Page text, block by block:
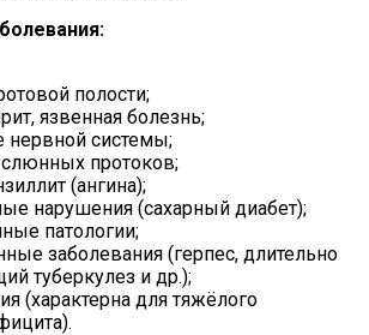
полости;
язвенная болезнь;
нервной системы;
слюнных протоков;
(ангина);
нарушения (сахарный диабет);
патологии;
заболевания (герпес, длительно
туберкулез и др.);
(характерна для тяжёлого